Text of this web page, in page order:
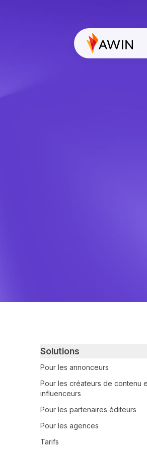
Primary footer navigation
Solutions
Pour les annonceurs
Pour les créateurs de contenu
influenceurs
Pour les partenaires éditeurs
Pour les agences
Tarifs